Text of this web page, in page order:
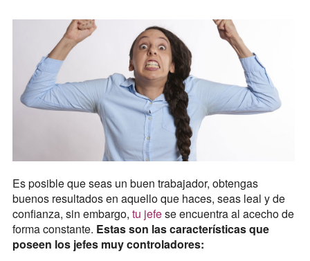
Es posible que seas un buen trabajador, obtengas
buenos resultados en aquello que haces, seas leal y de
confianza, sin embargo, tu jefese encuentra al acecho de
forma constante. Estas son las características que
poseen los jefes muy controladores: